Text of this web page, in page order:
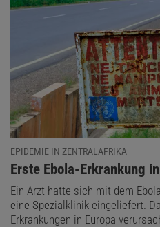
EPIDEMIE IN ZENTRALAFRIKA
:
Erste Ebola-Erkrankung
Ein Arzt hatte sich mit dem
eine Spezialklinik eingeliefert.
Erkrankungen in Europa